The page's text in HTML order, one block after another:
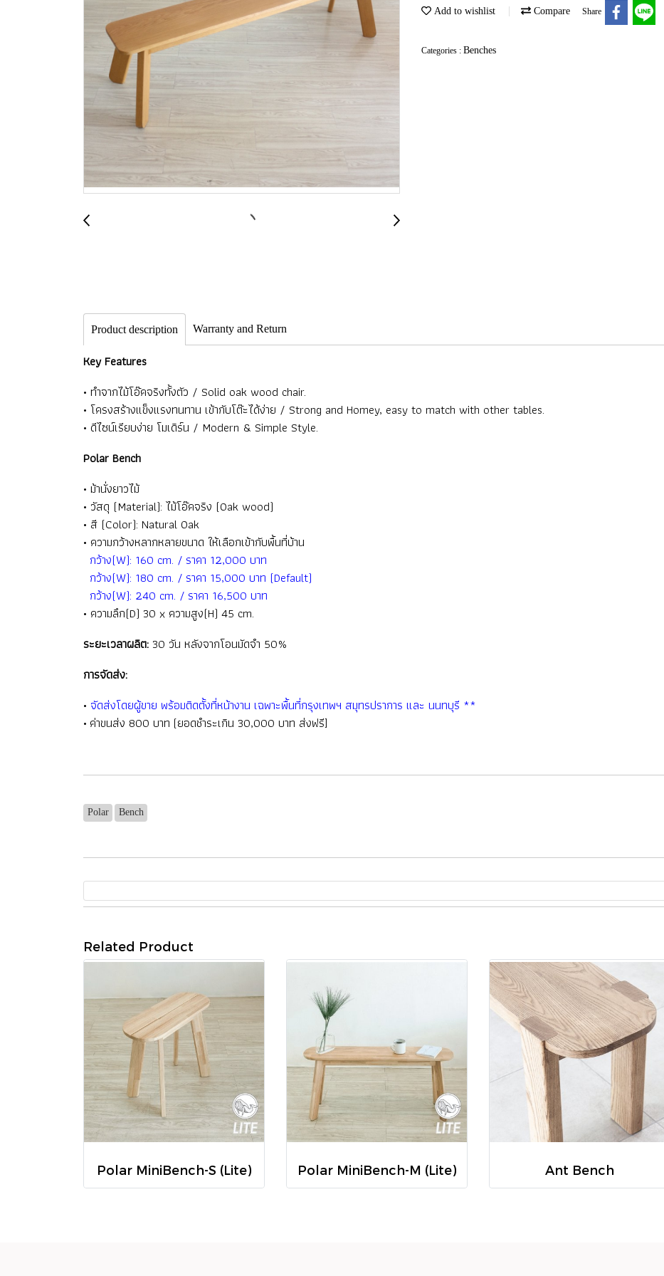
Add to wishlist Compare Share
Categories : Benches
Product description Warranty and Return
Key Features
• ทำจากไม้โอ๊คจริงทั้งตัว / Solid oak wood chair.
• โครงสร้างแข็งแรงทนทาน เข้ากับโต๊ะได้ง่าย / Strong and Homey, easy to match with other tables.
• ดีไซน์เรียบง่าย โมเดิร์น / Modern & Simple Style.
Polar Bench
• ม้านั่งยาวไม้
• วัสดุ (Material): ไม้โอ๊คจริง (Oak wood)
• สี (Color): Natural Oak
• ความกว้างหลากหลายขนาด ให้เลือกเข้ากับพื้นที่บ้าน
กว้าง(W): 160 cm. / ราคา 12,000 บาท
กว้าง(W): 180 cm. / ราคา 15,000 บาท (Default)
กว้าง(W): 240 cm. / ราคา 16,500 บาท
• ความลึก(D) 30 x ความสูง(H) 45 cm.
ระยะเวลาผลิต: 30 วัน หลังจากโอนมัดจำ 50%
การจัดส่ง:
• จัดส่งโดยผู้ขาย พร้อมติดตั้งที่หน้างาน เฉพาะพื้นที่กรุงเทพฯ สมุทรปราการ และ นนทบุรี **
• ค่าขนส่ง 800 บาท (ยอดชำระเกิน 30,000 บาท ส่งฟรี]
Polar Bench
Related Product
Polar MiniBench-S (Lite) Polar MiniBench-M (Lite) Ant Bench